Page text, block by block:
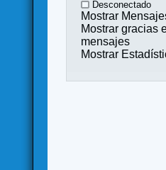
Desconectado
Mostrar
Mostrar gracias
mensajes
Mostrar